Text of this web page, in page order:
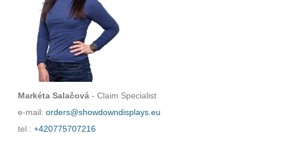
Markéta Salačová - Claim Specialist
e-mail: orders@showdowndisplays.eu
tel.: +420775707216